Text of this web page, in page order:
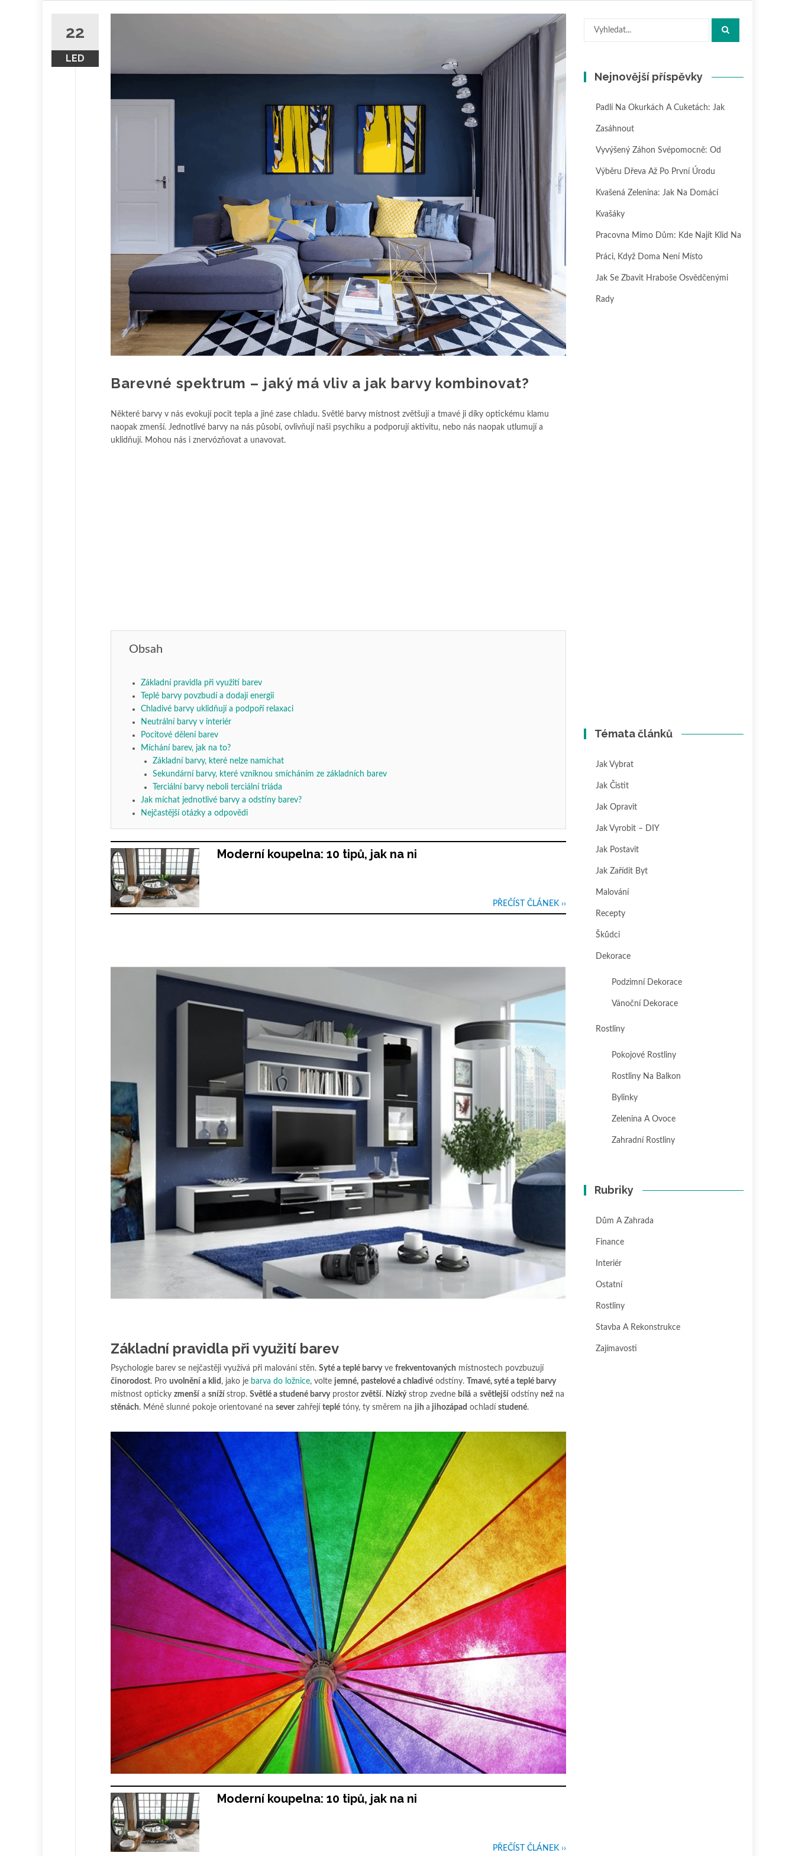
22
LED
Barevné spektrum – jaký má vliv a jak barvy kombinovat?
Některé barvy v nás evokují pocit tepla a jiné zase chladu. Světlé barvy místnost zvětšují a tmavé ji díky optickému klamu
naopak zmenší. Jednotlivé barvy na nás působí, ovlivňují naši psychiku a podporují aktivitu, nebo nás naopak utlumují a
uklidňují. Mohou nás i znervózňovat a unavovat.
Obsah
Základní pravidla při využití barev
Teplé barvy povzbudí a dodají energii
Chladivé barvy uklidňují a podpoří relaxaci
Neutrální barvy v interiér
Pocitové dělení barev
Míchání barev, jak na to?
Základní barvy, které nelze namíchat
Sekundární barvy, které vzniknou smícháním ze základních barev
Terciální barvy neboli terciální triáda
Jak míchat jednotlivé barvy a odstíny barev?
Nejčastější otázky a odpovědi
Moderní koupelna: 10 tipů, jak na ni
PŘEČÍST ČLÁNEK ››
Základní pravidla při využití barev
Psychologie barev se nejčastěji využívá při malování stěn. Syté a teplé barvyve frekventovaných místnostech povzbuzují
činorodost. Pro uvolnění a klid , jako je barva do ložnice, volte jemné, pastelové a chladivé odstíny.
Tmavé, syté a teplé barvy
místnost opticky zmenší a sníží strop. Světlé a studené barvyprostor zvětší. Nízkýstrop zvedne bílá a světlejší odstíny než na
stěnách. Méně slunné pokoje orientované na sever zahřejí teplé tóny, ty směrem na jih a jihozápad ochladí studené.
Moderní koupelna: 10 tipů, jak na ni
PŘEČÍST ČLÁNEK ››
Hledat:
Nejnovější příspěvky
Padlí Na Okurkách A Cuketách: Jak
Zasáhnout
Vyvýšený Záhon Svépomocně: Od
Výběru Dřeva Až Po První Úrodu
Kvašená Zelenina: Jak Na Domácí
Kvašáky
Pracovna Mimo Dům: Kde Najít Klid Na
Práci, Když Doma Není Místo
Jak Se Zbavit Hraboše Osvědčenými
Rady
Témata článků
Jak Vybrat
Jak Čistit
Jak Opravit
Jak Vyrobit – DIY
Jak Postavit
Jak Zařídit Byt
Malování
Recepty
Škůdci
Dekorace
Podzimní Dekorace
Vánoční Dekorace
Rostliny
Pokojové Rostliny
Rostliny Na Balkon
Bylinky
Zelenina A Ovoce
Zahradní Rostliny
Rubriky
Dům A Zahrada
Finance
Interiér
Ostatní
Rostliny
Stavba A Rekonstrukce
Zajímavosti